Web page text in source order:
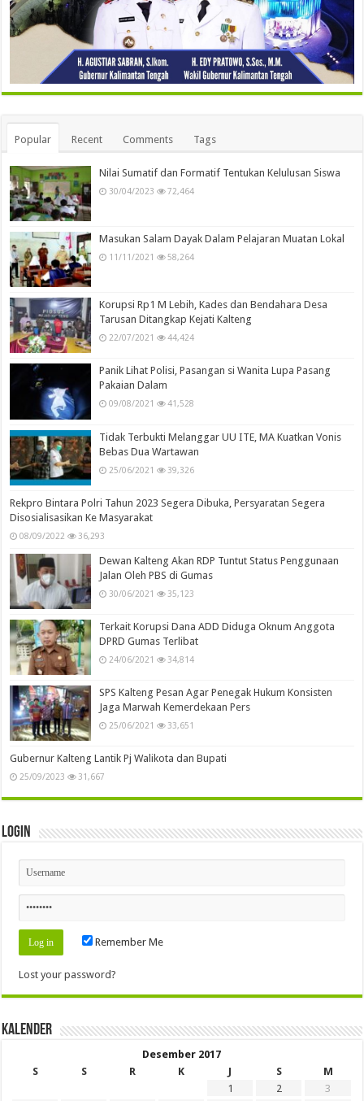
Popular Recent Comments Tags
Nilai Sumatif dan Formatif Tentukan Kelulusan Siswa
30/04/2023 72,464
Masukan Salam Dayak Dalam Pelajaran Muatan Lokal
11/11/2021 58,264
Korupsi Rp1 M Lebih, Kades dan Bendahara Desa
Tarusan Ditangkap Kejati Kalteng
22/07/2021 44,424
Panik Lihat Polisi, Pasangan si Wanita Lupa Pasang
Pakaian Dalam
09/08/2021 41,528
Tidak Terbukti Melanggar UU ITE, MA Kuatkan Vonis
Bebas Dua Wartawan
25/06/2021 39,326
Rekpro Bintara Polri Tahun 2023 Segera Dibuka, Persyaratan Segera
Disosialisasikan Ke Masyarakat
08/09/2022 36,293
Dewan Kalteng Akan RDP Tuntut Status Penggunaan
Jalan Oleh PBS di Gumas
30/06/2021 35,123
Terkait Korupsi Dana ADD Diduga Oknum Anggota
DPRD Gumas Terlibat
24/06/2021 34,814
SPS Kalteng Pesan Agar Penegak Hukum Konsisten
Jaga Marwah Kemerdekaan Pers
25/06/2021 33,651
Gubernur Kalteng Lantik Pj Walikota dan Bupati
25/09/2023 31,667
Login
Remember Me
Lost your password?
Kalender
Desember 2017
S
S R K J S
M
1
2
3